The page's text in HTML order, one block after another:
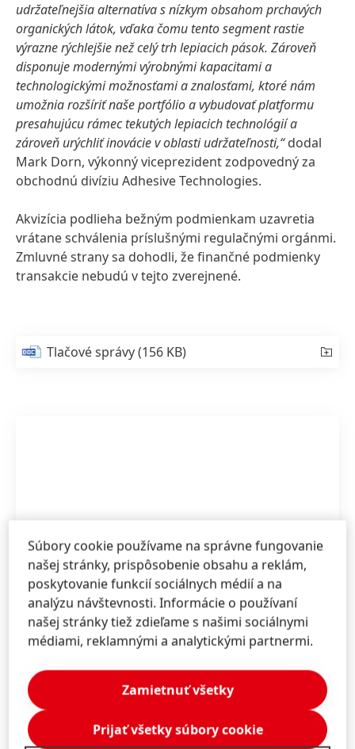
udržateľnejšia alternatíva s nízkym obsahom prchavých
organických látok, vďaka čomu tento segment rastie
výrazne rýchlejšie než celý trh lepiacich pások. Zároveň
disponuje modernými výrobnými kapacitami a
technologickými možnosťami a znalosťami, ktoré nám
umožnia rozšíriť naše portfólio a vybudovať platformu
presahujúcu rámec tekutých lepiacich technológií a
zároveň urýchliť inovácie v oblasti udržateľnosti,“dodal
Mark Dorn, výkonný viceprezident zodpovedný za
obchodnú divíziu Adhesive Technologies.
Akvizícia podlieha bežným podmienkam uzavretia
vrátane schválenia príslušnými regulačnými orgánmi.
Zmluvné strany sa dohodli, že finančné podmienky
transakcie nebudú v tejto zverejnené.
Tlačové správy(156 KB)
ATP Adhesive Systems je popredný špecialista
na vysokovýkonné špeciálne lepiace pásky na
vodnej báze.
Súbory cookie používame na správne fungovanie
našej stránky, prispôsobenie obsahu a reklám,
poskytovanie funkcií sociálnych médií a na
analýzu návštevnosti. Informácie o používaní
našej stránky tiež zdieľame s našimi sociálnymi
médiami, reklamnými a analytickými partnermi.
Zamietnuť všetky
Prijať všetky súbory cookie